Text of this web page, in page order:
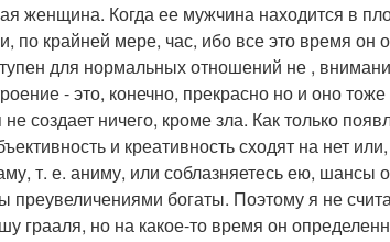
женщина. Когда ее мужчина находится в
по крайней мере, час, ибо все это время
для нормальных отношений не ,
- это, конечно, прекрасно но и оно
создает ничего, кроме зла. Как только
и креативность сходят на нет
т. е. аниму, или соблазняетесь ею,
богаты. Поэтому я не
грааля, но на какое-то время он